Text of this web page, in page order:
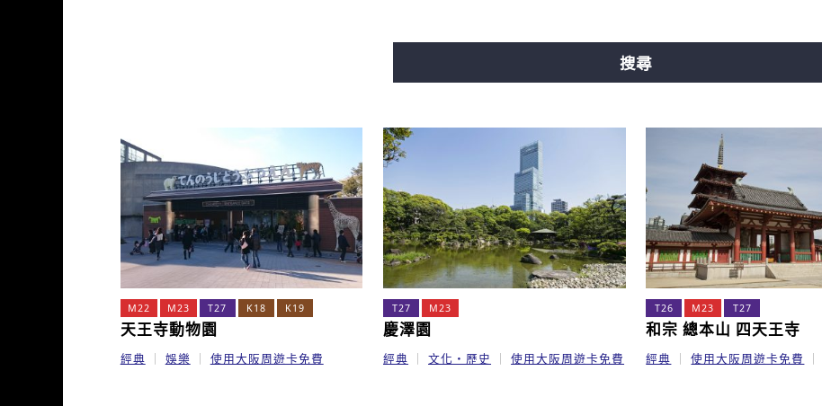
新電車
搜尋
M22 M23 T27 K18 K19
天王寺動物園
經典 娛樂 使用大阪周遊卡免費
T27 M23
慶澤園
經典 文化・歷史 使用大阪周遊卡免費
T26 M23 T27
和宗 總本山 四天王寺
經典 使用大阪周遊卡免費